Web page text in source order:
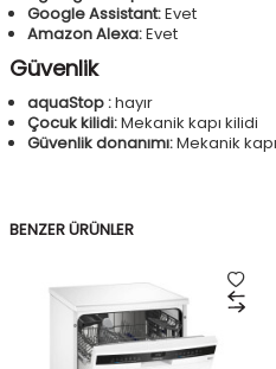
Google Assistant:Evet
Amazon Alexa:Evet
Güvenlik
aquaStop :hayır
Çocuk kilidi:Mekanik kapı kilidi
Güvenlik donanımı:Mekanik
BENZER ÜRÜNLER